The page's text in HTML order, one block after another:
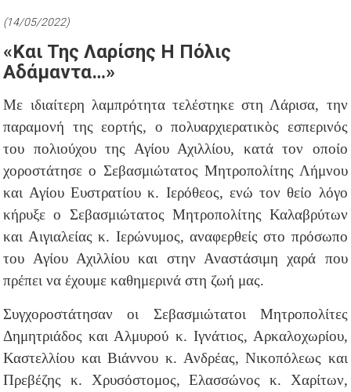
(14/05/2022)
«Και Της Λαρίσης Η Πόλις
Αδάμαντα…»
Με ιδιαίτερη λαμπρότητα τελέστηκε στη Λάρισα, την
παραμονή της εορτής, ο πολυαρχιερατικὸς εσπερινός
του πολιούχου της Αγίου Αχιλλίου, κατά τον οποίο
χοροστάτησε ο Σεβασμιώτατος Μητροπολίτης Λήμνου
και Αγίου Ευστρατίου κ. Ιερόθεος, ενώ τον θείο λόγο
κήρυξε ο Σεβασμιώτατος Μητροπολίτης Καλαβρύτων
και Αιγιαλείας κ. Ιερώνυμος, αναφερθείς στο πρόσωπο
του Αγίου Αχιλλίου και στην Αναστάσιμη χαρά που
πρέπει να έχουμε καθημερινά στη ζωή μας.
Συγχοροστάτησαν οι Σεβασμιώτατοι Μητροπολίτες
Δημητριάδος και Αλμυρού κ. Ιγνάτιος, Αρκαλοχωρίου,
Καστελλίου και Βιάννου κ. Ανδρέας, Νικοπόλεως και
Πρεβέζης κ. Χρυσόστομος, Ελασσώνος κ. Χαρίτων,